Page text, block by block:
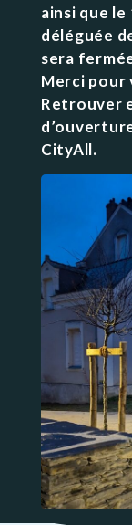
ainsi que le
déléguée
sera
Merci pour
Retrouver
CityAll.